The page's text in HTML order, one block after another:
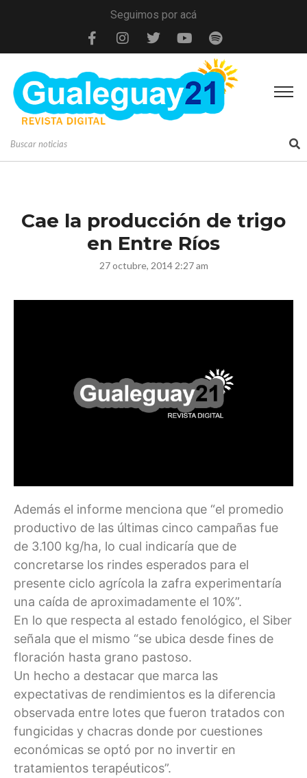
Seguimos por acá
Cae la producción de trigo
en Entre Ríos
27 octubre, 2014 2:27 am
Además el informe menciona que “el promedio
productivo de las últimas cinco campañas fue
de 3.100 kg/ha, lo cual indicaría que de
concretarse los rindes esperados para el
presente ciclo agrícola la zafra experimentaría
una caída de aproximadamente el 10%”.
En lo que respecta al estado fenológico, el Siber
señala que el mismo “se ubica desde fines de
floración hasta grano pastoso.
Un hecho a destacar que marca las
expectativas de rendimientos es la diferencia
observada entre lotes que fueron tratados con
fungicidas y chacras donde por cuestiones
económicas se optó por no invertir en
tratamientos terapéuticos”.